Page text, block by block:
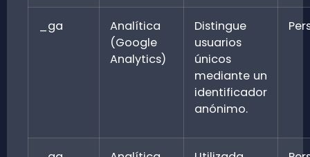
_ga
Analítica
(Google
Analytics)
Distingue
usuarios
únicos
mediante un
identificador
anónimo.